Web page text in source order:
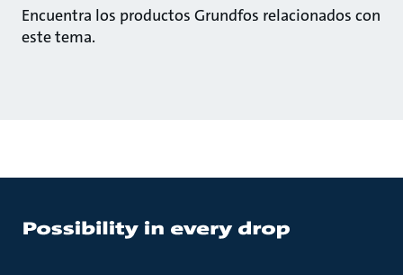
Encuentra los productos Grundfos relacionados con
este tema.